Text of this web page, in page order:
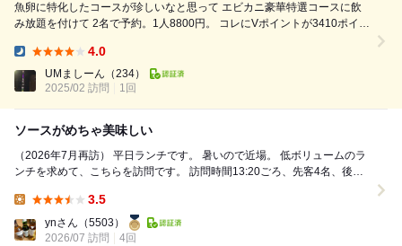
魚卵に特化したコースが珍しいなと思って エビカニ豪華特選コースに飲
み放題を付けて 2名で予約。1人8800円。 コレにVポイントが3410ポイン
4.0
UMましーん （234）
2025/02 訪問
1回
ソースがめちゃ美味しい
（2026年7月再訪） 平日ランチです。 暑いので近場。 低ボリュームのラ
ンチを求めて、こちらを訪問です。 訪問時間13:20ごろ、先客4名、後客3
3.5
ynさん （5503）
2026/07 訪問
4回